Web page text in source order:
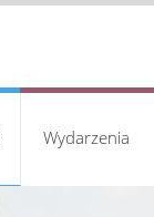
Wydarzenia